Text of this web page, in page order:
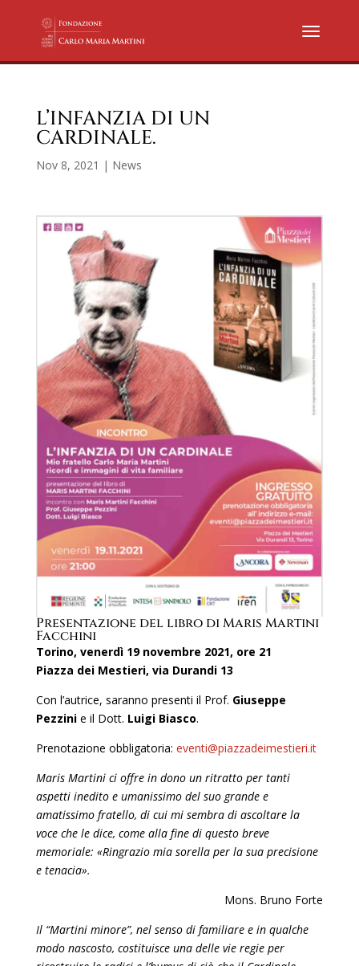
L’INFANZIA DI UN
CARDINALE.
Nov 8, 2021 | News
Presentazione del libro di Maris Martini
Facchini
Torino, venerdì 19 novembre 2021, ore 21
Piazza dei Mestieri, via Durandi 13
Con l’autrice, saranno presenti il Prof. Giuseppe
Pezzinie il Dott. Luigi Biasco.
Prenotazione obbligatoria: eventi@piazzadeimestieri.it
Maris Martini ci offre in dono un ritratto per tanti
aspetti inedito e umanissimo del suo grande e
amatissimo fratello, di cui mi sembra di ascoltare la
voce che le dice, come alla fine di questo breve
memoriale: «Ringrazio mia sorella per la sua precisione
e tenacia».
Mons. Bruno Forte
Il “Martini minore”, nel senso di familiare e in qualche
modo nascosto, costituisce una delle vie regie per